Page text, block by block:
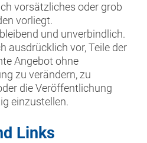
vorsätzliches oder grob
vorliegt.
und unverbindlich.
ausdrücklich vor, Teile der
Angebot ohne
zu verändern, zu
die Veröffentlichung
einzustellen.
Links